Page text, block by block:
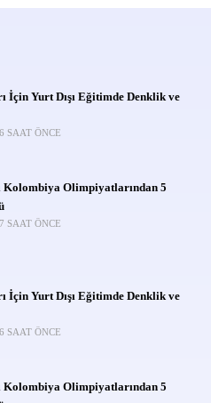
İçin Yurt Dışı Eğitimde Denklik ve
6 SAAT ÖNCE
Kolombiya Olimpiyatlarından 5
7 SAAT ÖNCE
İçin Yurt Dışı Eğitimde Denklik ve
6 SAAT ÖNCE
Kolombiya Olimpiyatlarından 5